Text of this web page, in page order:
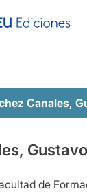
Canales,
Gustavo
de